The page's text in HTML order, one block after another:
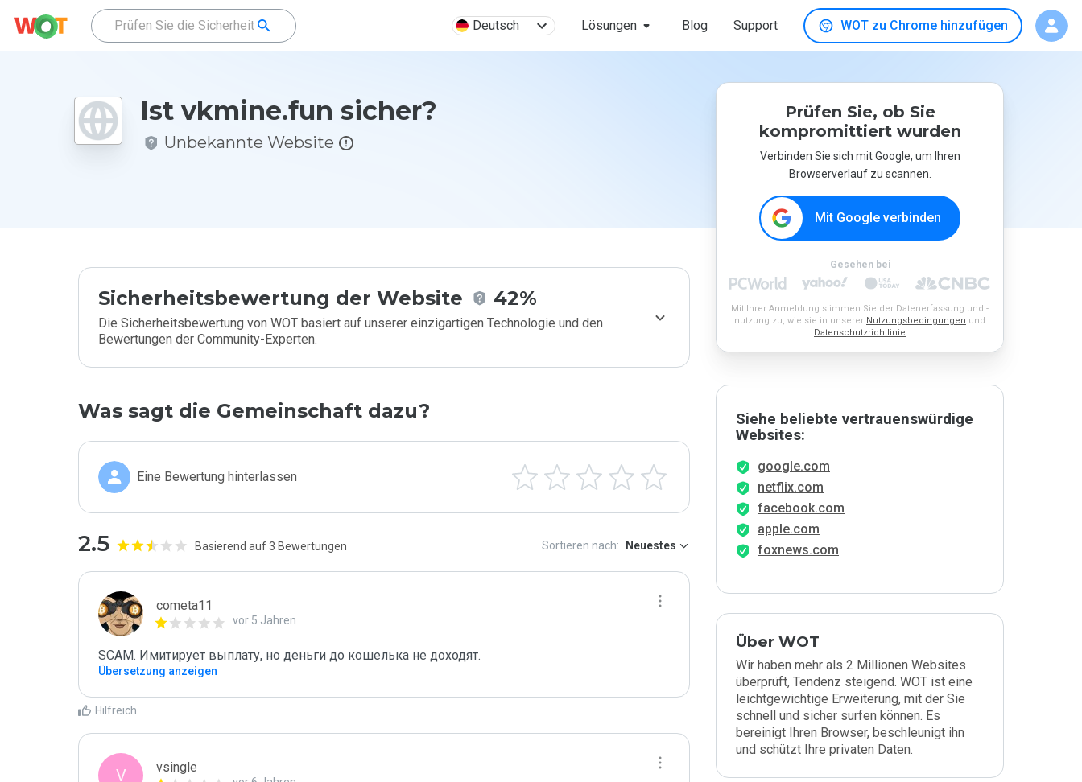
Deutsch Lösungen Blog Support WOT zu Chrome hinzufügen
Ist vkmine.fun sicher?
Unbekannte Website
Sicherheitsbewertung der Website 42%
Die Sicherheitsbewertung von WOT basiert auf unserer einzigartigen Technologie und den
Bewertungen der Community-Experten.
Was sagt die Gemeinschaft dazu?
Eine Bewertung hinterlassen
2.5 Basierend auf 3 Bewertungen Sortieren nach: Neuestes
cometa11
vor 5 Jahren
SCAM. Имитирует выплату, но деньги до кошелька не доходят.
Übersetzung anzeigen
Hilfreich
V vsingle
Prüfen Sie, ob Sie
kompromittiert wurden
Verbinden Sie sich mit Google, um Ihren
Browserverlauf zu scannen.
Mit Google verbinden
Gesehen bei
Mit Ihrer Anmeldung stimmen Sie der Datenerfassung und -
nutzung zu, wie sie in unserer Nutzungsbedingungen und
Datenschutzrichtlinie
Siehe beliebte vertrauenswürdige
Websites:
google.com
netflix.com
facebook.com
apple.com
foxnews.com
Über WOT
Wir haben mehr als 2 Millionen Websites
überprüft, Tendenz steigend. WOT ist eine
leichtgewichtige Erweiterung, mit der Sie
schnell und sicher surfen können. Es
bereinigt Ihren Browser, beschleunigt ihn
und schützt Ihre privaten Daten.